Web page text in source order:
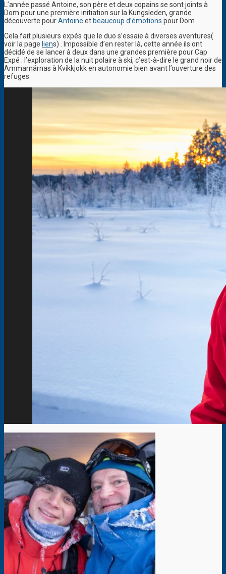
L’année passé Antoine, son père et deux copains se sont joints à
Dom pour une première initiation sur la Kungsleden, grande
découverte pourAntoine et beaucoup d’émotions pour Dom.
Cela fait plusieurs expés que le duo s’essaie à diverses aventures(
voir la page liens) . Impossible d’en rester là, cette année ils ont
décidé de se lancer à deux dans une grandes première pour Cap
Expé : l’exploration de la nuit polaire à ski, c’est-à-dire le grand noir de
Ammarnärnas à Kvikkjokk en autonomie bien avant l’ouverture des
refuges.